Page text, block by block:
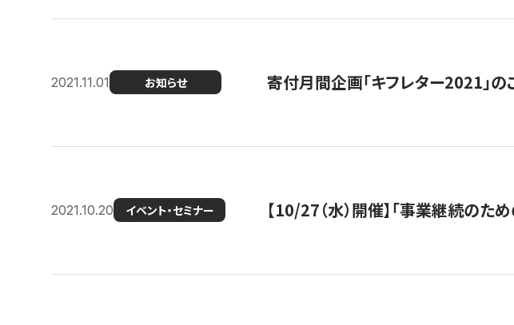
2021.11.01 お知らせ 寄付月間企画「キフレター2021」の
2021.10.20 イベント・セミナー 【10/27（水）開催】「事業継続のた